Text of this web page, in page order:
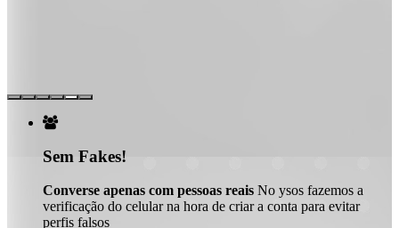

Sem Fakes!
Converse apenas com pessoas reais No ysos fazemos a
verificação do celular na hora de criar a conta para evitar
perfis falsos